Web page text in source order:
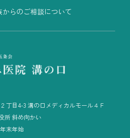
らのご相談について
丁目4-3 溝の口メディカルモール４Ｆ
所 斜め向かい
末年始